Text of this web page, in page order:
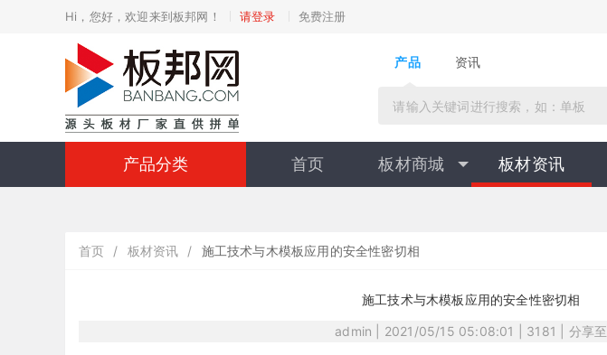
Hi，您好，欢迎来到板邦网！ 请登录 免费注册
产品 资讯
产品分类 首页 板材商城 板材资讯
首页 / 板材资讯 / 施工技术与木模板应用的安全性密切相
施工技术与木模板应用的安全性密切相
admin | 2021/05/15 05:08:01 | 3181 | 分享至